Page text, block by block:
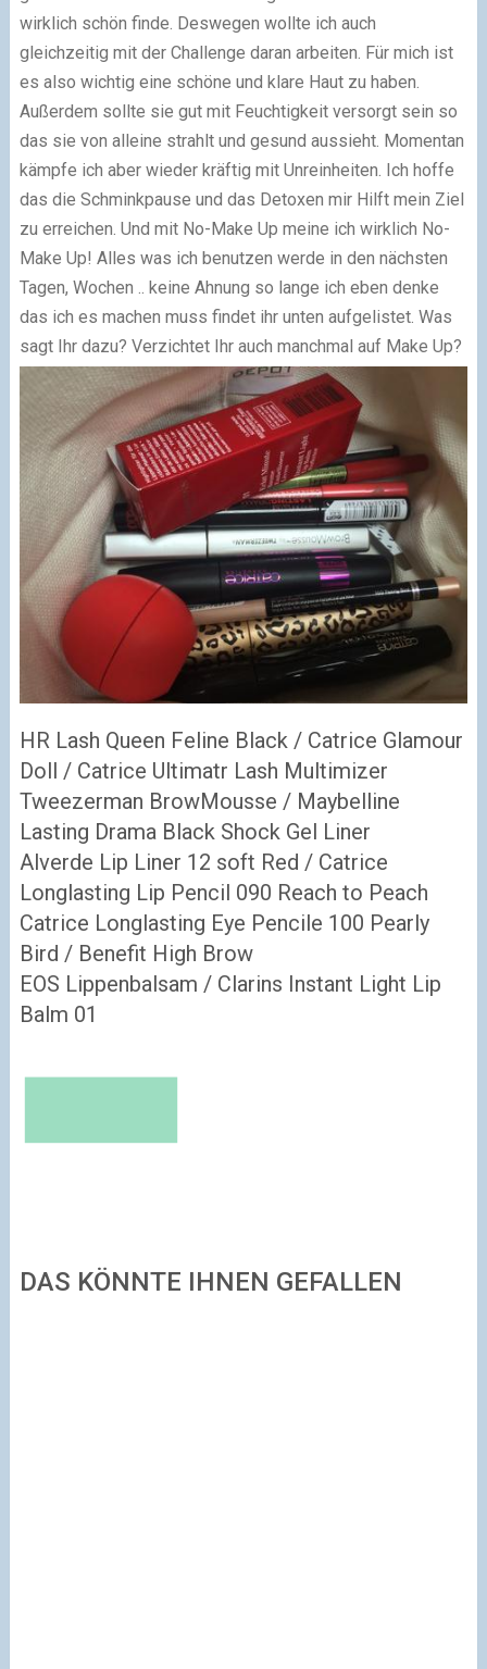
wirklich schön finde. Deswegen wollte ich auch
gleichzeitig mit der Challenge daran arbeiten. Für mich ist
es also wichtig eine schöne und klare Haut zu haben.
Außerdem sollte sie gut mit Feuchtigkeit versorgt sein so
das sie von alleine strahlt und gesund aussieht. Momentan
kämpfe ich aber wieder kräftig mit Unreinheiten. Ich hoffe
das die Schminkpause und das Detoxen mir Hilft mein Ziel
zu erreichen. Und mit No-Make Up meine ich wirklich No-
Make Up! Alles was ich benutzen werde in den nächsten
Tagen, Wochen .. keine Ahnung so lange ich eben denke
das ich es machen muss findet ihr unten aufgelistet. Was
sagt Ihr dazu? Verzichtet Ihr auch manchmal auf Make Up?
HR Lash Queen Feline Black / Catrice Glamour
Doll / Catrice Ultimatr Lash Multimizer
Tweezerman BrowMousse / Maybelline
Lasting Drama Black Shock Gel Liner
Alverde Lip Liner 12 soft Red / Catrice
Longlasting Lip Pencil 090 Reach to Peach
Catrice Longlasting Eye Pencile 100 Pearly
Bird / Benefit High Brow
EOS Lippenbalsam / Clarins Instant Light Lip
Balm 01
DAS KÖNNTE IHNEN GEFALLEN